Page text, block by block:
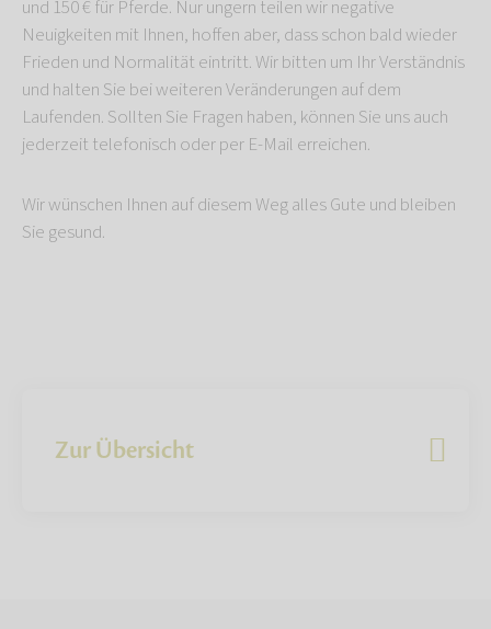
und 150 € für Pferde. Nur ungern teilen wir negative
Neuigkeiten mit Ihnen, hoffen aber, dass schon bald wieder
Frieden und Normalität eintritt. Wir bitten um Ihr Verständnis
und halten Sie bei weiteren Veränderungen auf dem
Laufenden. Sollten Sie Fragen haben, können Sie uns auch
jederzeit telefonisch oder per E-Mail erreichen.
Wir wünschen Ihnen auf diesem Weg alles Gute und bleiben
Sie gesund.
Zur Übersicht